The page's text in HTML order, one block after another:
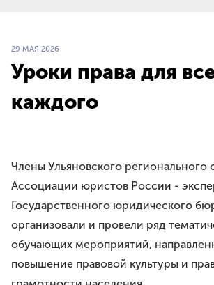
История создания
ЧЛЕНСТВО В АЮР
Порядок вступления
Вступить в Ассоциацию
Членские взносы
НАПРАВЛЕНИЯ ДЕЯТЕЛЬНОСТИ
Бесплатная юридическая помощь
Правовое просвещение
29 МАЯ 2026
Уроки права для
каждого
Члены Ульяновского регионального
Ассоциации юристов России -
Государственного юридического
организовали и провели ряд
обучающих мероприятий,
повышение правовой культуры и